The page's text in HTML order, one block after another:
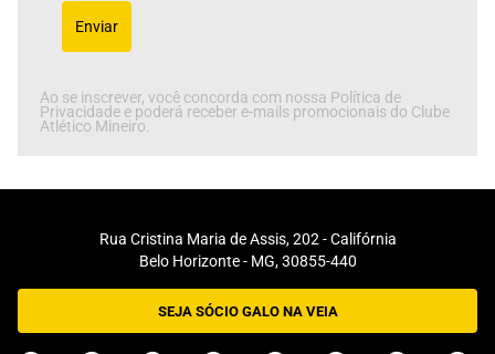
Enviar
Ao se inscrever, você concorda com nossa Política de
Privacidade e poderá receber e-mails promocionais do Clube
Atlético Mineiro.
Rua Cristina Maria de Assis, 202 - Califórnia
Belo Horizonte - MG, 30855-440
SEJA SÓCIO GALO NA VEIA